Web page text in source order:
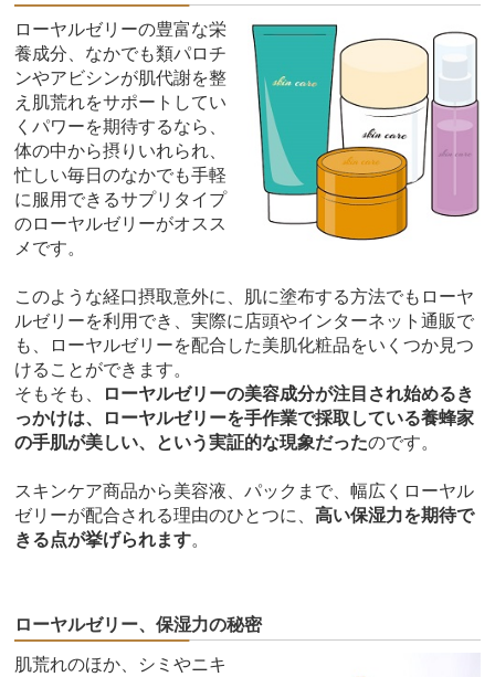
ローヤルゼリーの豊富な栄
養成分、なかでも類パロチ
ンやアビシンが肌代謝を整
え肌荒れをサポートしてい
くパワーを期待するなら、
体の中から摂りいれられ、
忙しい毎日のなかでも手軽
に服用できるサプリタイプ
のローヤルゼリーがオスス
メです。
このような経口摂取意外に、肌に塗布する方法でもローヤ
ルゼリーを利用でき、実際に店頭やインターネット通販で
も、ローヤルゼリーを配合した美肌化粧品をいくつか見つ
けることができます。
そもそも、
ローヤルゼリーの美容成分が注目され始めるき
っかけは、ローヤルゼリーを手作業で採取している養蜂家
の手肌が美しい、という実証的な現象だったのです。
スキンケア商品から美容液、パックまで、幅広くローヤル
ゼリーが配合される理由のひとつに、高い保湿力を期待で
きる点が挙げられます。
ローヤルゼリー、保湿力の秘密
肌荒れのほか、シミやニキ